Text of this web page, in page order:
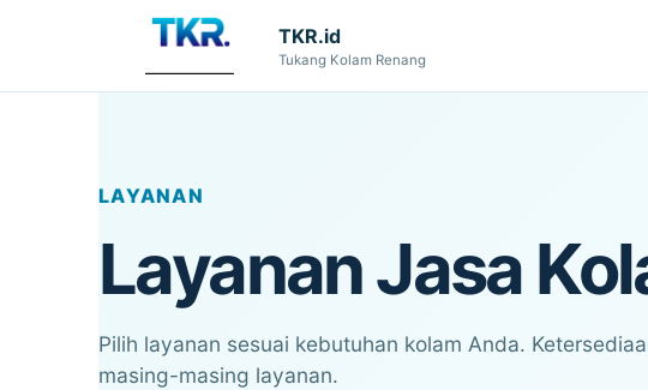
TKR.id
Tukang Kolam Renang
LAYANAN
Layanan Jasa
Pilih layanan sesuai kebutuhan kolam Anda.
masing-masing layanan.